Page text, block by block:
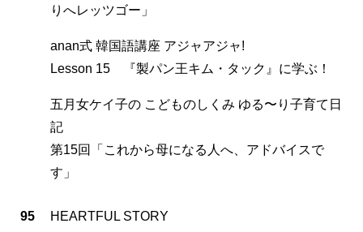
りへレッツゴー」
anan式 韓国語講座 アジャアジャ!
Lesson 15 『製パン王キム・タック』に学ぶ！
五月女ケイ子の こどものしくみ ゆる〜り子育て日
記
第15回「これから母になる人へ、アドバイスで
す」
95
HEARTFUL STORY